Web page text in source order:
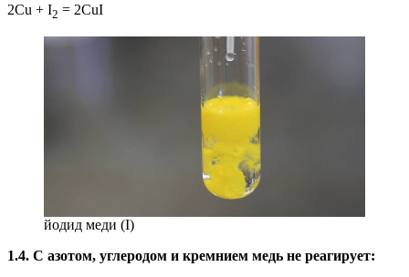
2Cu + I2 = 2CuI
йодид меди (I)
1.4. С азотом, углеродом и кремнием медь не реагирует: